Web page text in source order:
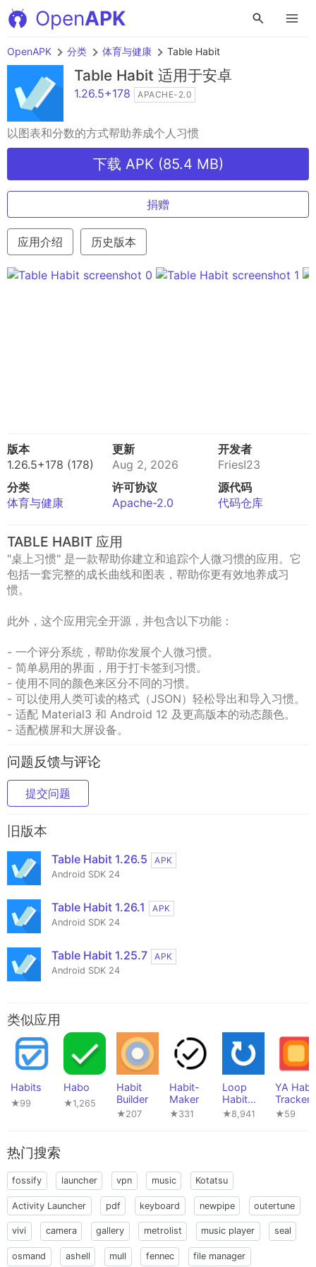
OpenAPK
OpenAPK 分类 体育与健康 Table Habit
Table Habit 适用于安卓
1.26.5+178 APACHE-2.0
以图表和分数的方式帮助养成个人习惯
下载 APK (85.4 MB)
捐赠
应用介绍 历史版本
版本
1.26.5+178 (178)
更新
Aug 2, 2026
开发者
FriesI23
分类
体育与健康
许可协议
Apache-2.0
源代码
代码仓库
TABLE HABIT 应用
"桌上习惯" 是一款帮助你建立和追踪个人微习惯的应用。它
包括一套完整的成长曲线和图表，帮助你更有效地养成习
惯。
此外，这个应用完全开源，并包含以下功能：
- 一个评分系统，帮助你发展个人微习惯。
- 简单易用的界面，用于打卡签到习惯。
- 使用不同的颜色来区分不同的习惯。
- 可以使用人类可读的格式（JSON）轻松导出和导入习惯。
- 适配 Material3 和 Android 12 及更高版本的动态颜色。
- 适配横屏和大屏设备。
问题反馈与评论
提交问题
旧版本
Table Habit 1.26.5
APK
Android SDK 24
Table Habit 1.26.1
APK
Android SDK 24
Table Habit 1.25.7
APK
Android SDK 24
类似应用
Habits
★99
Habo
★1,265
Habit
Builder
★207
Habit-
Maker
★331
Loop
Habit
Tracker
★8,941
YA Habit
Tracker
★59
热门搜索
fossify launcher vpn music Kotatsu
Activity Launcher pdf keyboard newpipe outertune
vivi camera gallery metrolist music player seal
osmand ashell mull fennec file manager